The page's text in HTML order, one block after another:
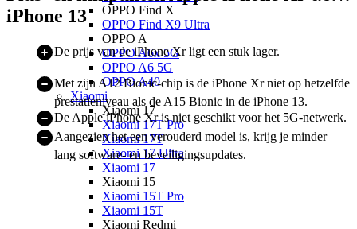
OPPO Find X
OPPO Find X9 Ultra
OPPO A
OPPO A6x 5G
OPPO A6 5G
OPPO A40
Xiaomi
Xiaomi 17
Xiaomi 17T Pro
Xiaomi 17T
Xiaomi 17 Ultra
Xiaomi 17
Xiaomi 15
Xiaomi 15T Pro
Xiaomi 15T
Xiaomi Redmi
iPhone 13
De prijs van de iPhone Xr ligt een stuk lager.
Met zijn A12 Bionic-chip is de iPhone Xr niet op hetzelfde
prestatieniveau als de A15 Bionic in de iPhone 13.
De Apple iPhone Xr is niet geschikt voor het 5G-netwerk.
Aangezien het een verouderd model is, krijg je minder
lang software- en beveiligingsupdates.